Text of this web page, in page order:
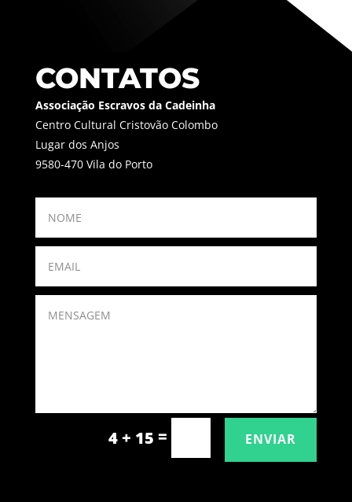
CONTATOS
Associação Escravos da Cadeinha
Centro Cultural Cristovão Colombo
Lugar dos Anjos
9580-470 Vila do Porto
4 + 15 = ENVIAR